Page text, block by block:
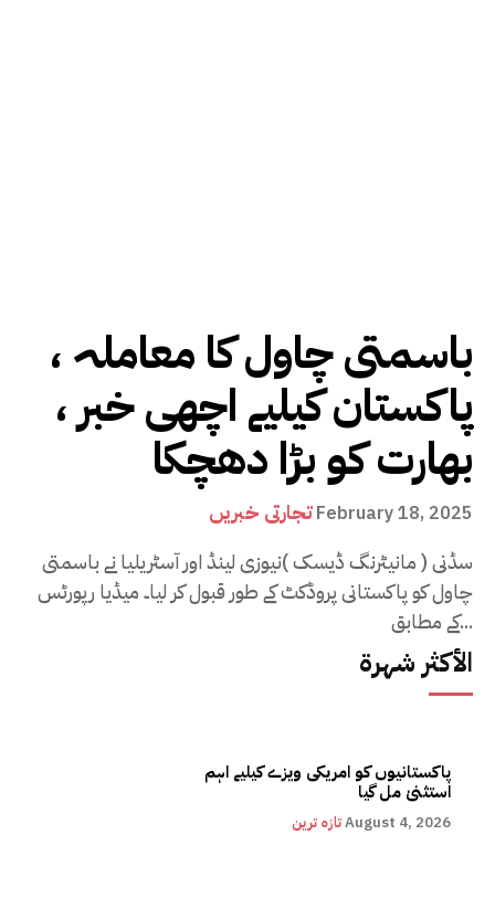
باسمتی چاول کا معاملہ ،
پاکستان کیلیے اچھی خبر ،
بھارت کو بڑا دھچکا
تجارتی خبریںFebruary 18, 2025
سڈنی ( مانیٹرنگ ڈیسک )نیوزی لینڈ اور آسٹریلیا نے باسمتی
چاول کو پاکستانی پروڈکٹ کے طور قبول کر لیا۔ میڈیا رپورٹس
کے مطابق...
الأكثر شهرة
پاکستانیوں کو امریکی ویزے کیلیے اہم
استثنیٰ مل گیا
تازہ ترینAugust 4, 2026